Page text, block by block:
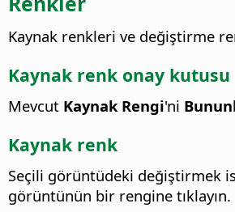
Kaynak renkleri ve değiştirme
Kaynak renk onay kutusu
Mevcut Kaynak Rengi'ni
Kaynak renk
Seçili görüntüdeki değiştirmek
görüntünün bir rengine tıklayın.